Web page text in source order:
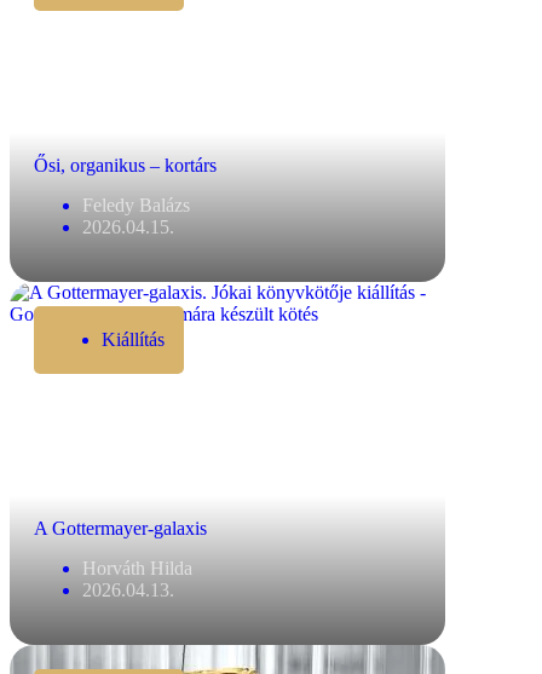
Ősi, organikus – kortárs
Feledy Balázs
2026.04.15.
Kiállítás
A Gottermayer-galaxis
Horváth Hilda
2026.04.13.